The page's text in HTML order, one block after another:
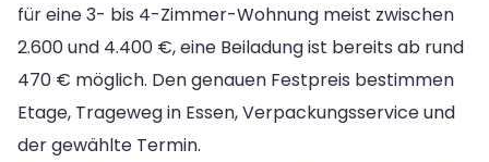
für eine 3- bis 4-Zimmer-Wohnung meist zwischen
2.600 und 4.400 €, eine Beiladung ist bereits ab rund
470 € möglich. Den genauen Festpreis bestimmen
Etage, Trageweg in Essen, Verpackungsservice und
der gewählte Termin.